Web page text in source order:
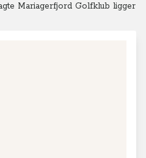
Mariagerfjord Golfklub ligger